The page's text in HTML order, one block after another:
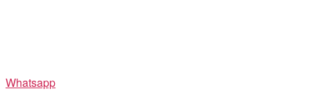
Whatsapp